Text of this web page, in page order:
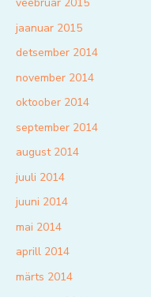
veebruar 2015
jaanuar 2015
detsember 2014
november 2014
oktoober 2014
september 2014
august 2014
juuli 2014
juuni 2014
mai 2014
aprill 2014
märts 2014